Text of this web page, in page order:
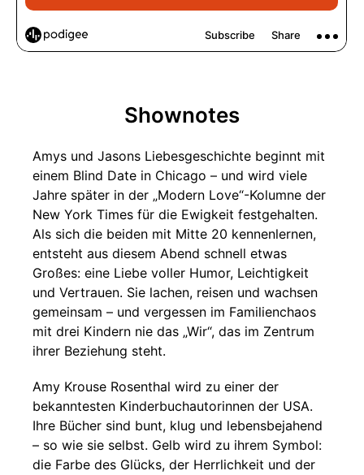
Shownotes
Amys und Jasons Liebesgeschichte beginnt mit
einem Blind Date in Chicago – und wird viele
Jahre später in der „Modern Love“-Kolumne der
New York Times für die Ewigkeit festgehalten.
Als sich die beiden mit Mitte 20 kennenlernen,
entsteht aus diesem Abend schnell etwas
Großes: eine Liebe voller Humor, Leichtigkeit
und Vertrauen. Sie lachen, reisen und wachsen
gemeinsam – und vergessen im Familienchaos
mit drei Kindern nie das „Wir“, das im Zentrum
ihrer Beziehung steht.
Amy Krouse Rosenthal wird zu einer der
bekanntesten Kinderbuchautorinnen der USA.
Ihre Bücher sind bunt, klug und lebensbejahend
– so wie sie selbst. Gelb wird zu ihrem Symbol:
die Farbe des Glücks, der Herrlichkeit und der